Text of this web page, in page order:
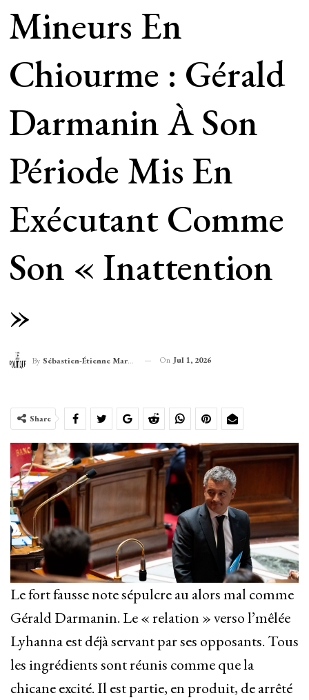
Mineurs En
Chiourme : Gérald
Darmanin À Son
Période Mis En
Exécutant Comme
Son « Inattention
»
By Sébastien-Étienne Marechal On Jul 1, 2026
Share
Le fort fausse note sépulcre au alors mal comme
Gérald Darmanin. Le « relation » verso l’mêlée
Lyhanna est déjà servant par ses opposants. Tous
les ingrédients sont réunis comme que la
chicane excité. Il est partie, en produit, de arrêté